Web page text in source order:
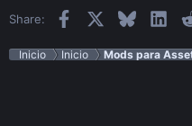
Share: Facebook Bluesky
Inicio Inicio Mods para